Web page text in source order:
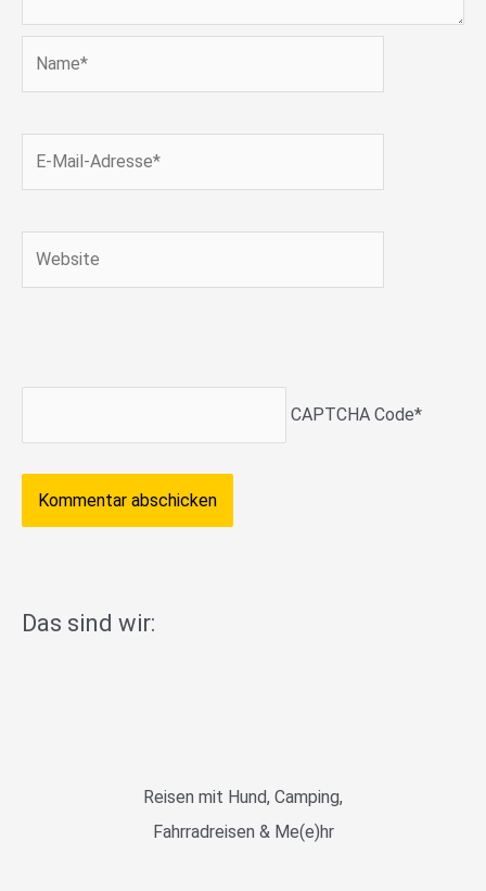
Mail-
CAPTCHA Code*
Das sind wir:
Reisen mit Hund, Camping,
Fahrradreisen & Me(e)hr